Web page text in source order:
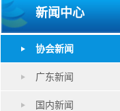
新闻中心
协会新闻
广东新闻
国内新闻